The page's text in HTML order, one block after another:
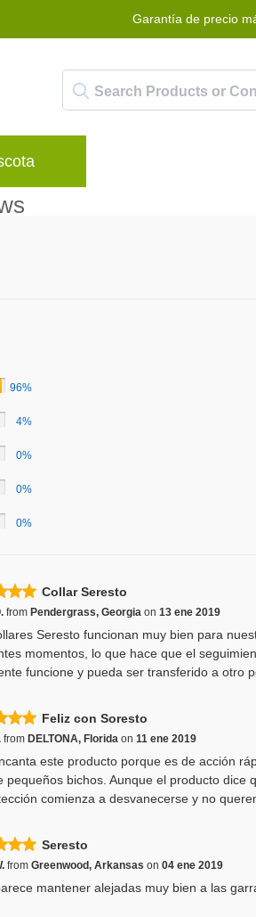
Garantía de precio
96%
4%
0%
0%
0%
Collar Seresto
from Pendergrass, Georgia on 13 ene 2019
Seresto funcionan muy bien para
momentos, lo que hace que el
funcione y pueda ser transferido a otro
Feliz con Soresto
from DELTONA, Florida on 11 ene 2019
este producto porque es de acción
pequeños bichos. Aunque el producto
comienza a desvanecerse y no
Seresto
from Greenwood, Arkansas on 04 ene 2019
mantener alejadas muy bien a las